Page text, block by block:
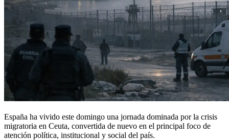
España ha vivido este domingo una jornada dominada por la crisis
migratoria en Ceuta, convertida de nuevo en el principal foco de
atención política, institucional y social del país.